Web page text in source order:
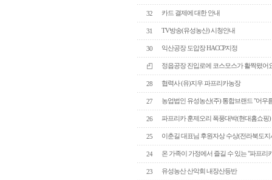
32 카드 결제에 대한 안내
31 TV방송(유성농산) 시청안내
30 익산공장 도압장 HACCP지정
정읍공장 진입로에 코스모스가 활짝폈어
28 협력사 (유)지우 파프리카농장
27 농업법인 유성농산(주) 통합브랜드 "어우
26 파프리카 훈제오리 폭풍대박(현대홈쇼핑)
25 이춘길 대표님 후원자상 수상(전라북도
24 온 가족이 가정에서 즐길 수 있는 "파프리
23 유성농산 산악회 내장산등반